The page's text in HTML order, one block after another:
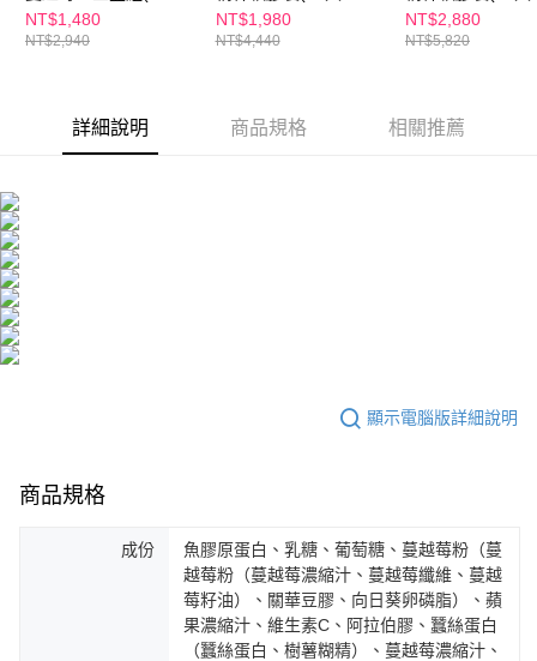
３．未成年的使用者請事先徵得法定代理人或監護人之同意方可使用
「AFTEE先享後付」，若未經同意申辦者引起之損失，本公司不負相關責
請求用戶進行身份認證。
宅配
每筆NT$150，滿NT$1,500(含以上)免運費
盒)
NT$1,480
NT$2,940
盒)+超能膠原C粉(30
入/盒)x2
NT$1,980
NT$4,440
盒)+超能膠原飲
盒)x3
NT$2,880
NT$5,820
詳細說明 商品規格 相關推薦
顯示電腦版詳細說明
商品規格
成份
魚膠原蛋白、乳糖、葡萄糖、蔓越莓粉（蔓
越莓粉（蔓越莓濃縮汁、蔓越莓纖維、蔓越
莓籽油）、關華豆膠、向日葵卵磷脂）、蘋
果濃縮汁、維生素C、阿拉伯膠、蠶絲蛋白
（蠶絲蛋白、樹薯糊精）、蔓越莓濃縮汁、